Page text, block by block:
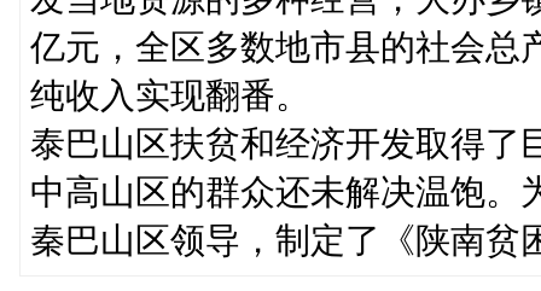
亿元，全区多数地市县的社会总
纯收入实现翻番。
泰巴山区扶贫和经济开发取得了
中高山区的群众还未解决温饱。
秦巴山区领导，制定了《陕南贫